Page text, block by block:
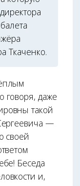
Ткаченко.
говоря, даже
такой
—
своей
Беседа
и,